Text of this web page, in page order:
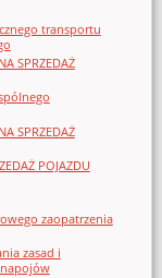
transportu
SPRZEDAŻ
SPRZEDAŻ
POJAZDU
zaopatrzenia
zasad i